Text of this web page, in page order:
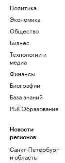
Политика
Экономика
Общество
Бизнес
Технологии и
медиа
Финансы
Биографии
База знаний
РБК Образование
Новости
регионов
Санкт-Петербург
и область